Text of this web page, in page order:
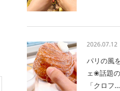
2026.07.12
パリの風
ェ❀話題
「クロフ…